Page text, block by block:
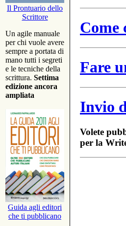
Il Prontuario dello
Scrittore
Un agile manuale
per chi vuole avere
sempre a portata di
mano tutti i segreti
e le tecniche della
scrittura. Settima
edizione ancora
ampliata
Guida agli editori
che ti pubblicano
Come
Fare
Invio
Volete
per la